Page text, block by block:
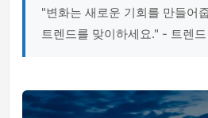
"변화는 새로운 기회를 만들어
트렌드를 맞이하세요." - 트렌